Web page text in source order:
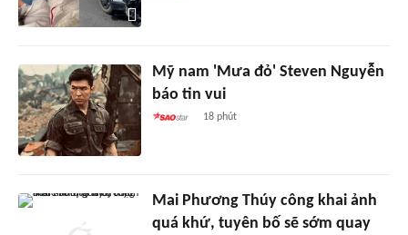
Mỹ nam 'Mưa đỏ' Steven Nguyễn
báo tin vui
18 phút
Mai Phương Thúy công khai ảnh
quá khứ, tuyên bố sẽ sớm quay